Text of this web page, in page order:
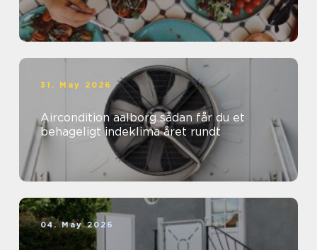
31. May 2026
Aircondition aalborg sådan får du et
behageligt indeklima året rundt
04. May 2026